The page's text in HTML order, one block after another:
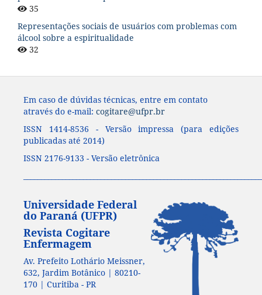
35
Representações sociais de usuários com problemas com
álcool sobre a espiritualidade
32
Em caso de dúvidas técnicas, entre em contato
através do e-mail: cogitare@ufpr.br
ISSN 1414-8536 - Versão impressa (para edições
publicadas até 2014)
ISSN 2176-9133 - Versão eletrônica
Universidade Federal
do Paraná (UFPR)
Revista Cogitare
Enfermagem
Av. Prefeito Lothário Meissner,
632, Jardim Botânico | 80210-
170 | Curitiba - PR